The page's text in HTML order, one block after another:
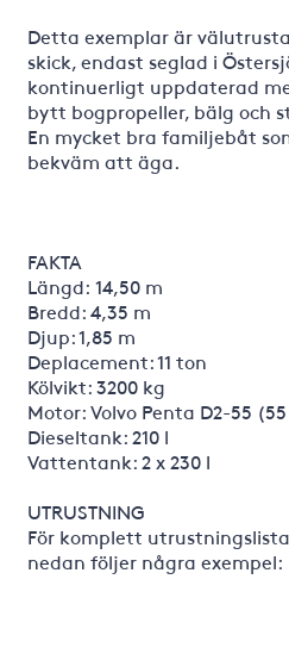
Detta exemplar är
skick, endast seglad i
kontinuerligt uppdaterad
bytt bogpropeller, bälg och
En mycket bra familjebåt
bekväm att äga.
FAKTA
Längd: 14,50 m
Bredd: 4,35 m
Djup: 1,85 m
Deplacement: 11 ton
Kölvikt: 3200 kg
Motor: Volvo Penta D2-55
Dieseltank: 210 l
Vattentank: 2 x 230 l
UTRUSTNING
För komplett
nedan följer några exempel: